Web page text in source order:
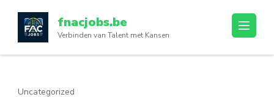
inhoud
(druk
enter)
fnacjobs.be
Verbinden van Talent met Kansen
Uncategorized